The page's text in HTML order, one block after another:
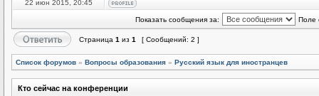
22 июн 2015, 20:45
Показать сообщения за: Поле
Страница 1 из 1 [ Сообщений: 2 ]
Список форумов » Вопросы образования » Русский язык для иностранцев
Кто сейчас на конференции